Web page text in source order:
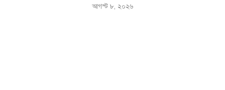
আগস্ট ৮, ২০২৬